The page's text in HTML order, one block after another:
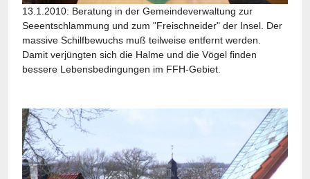
13.1.2010: Beratung in der Gemeindeverwaltung zur
Seeentschlammung und zum "Freischneider" der Insel. Der
massive Schilfbewuchs muß teilweise entfernt werden.
Damit verjüngten sich die Halme und die Vögel finden
bessere Lebensbedingungen im FFH-Gebiet.